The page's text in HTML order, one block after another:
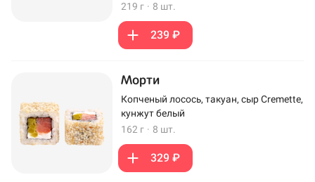
219 г · 8 шт.
239 ₽
Морти
Копченый лосось, такуан, сыр Cremette,
кунжут белый
162 г · 8 шт.
329 ₽